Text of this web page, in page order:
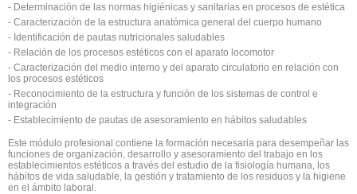
- Determinación de las normas higiénicas y sanitarias en procesos de estética
- Caracterización de la estructura anatómica general del cuerpo humano
- Identificación de pautas nutricionales saludables
- Relación de los procesos estéticos con el aparato locomotor
- Caracterización del medio interno y del aparato circulatorio en relación con
los procesos estéticos
- Reconocimiento de la estructura y función de los sistemas de control e
integración
- Establecimiento de pautas de asesoramiento en hábitos saludables
Este módulo profesional contiene la formación necesaria para desempeñar las
funciones de organización, desarrollo y asesoramiento del trabajo en los
establecimientos estéticos a través del estudio de la fisiología humana, los
hábitos de vida saludable, la gestión y tratamiento de los residuos y la higiene
en el ámbito laboral.